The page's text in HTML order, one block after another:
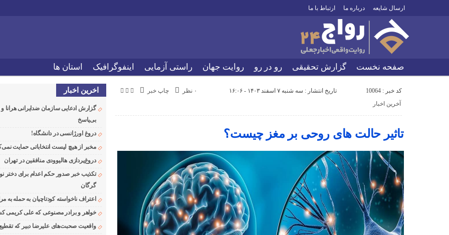
ارسال شایعه درباره ما ارتباط با ما
صفحه نخست گزارش تحقیقی رو در رو روایت جهان راستی آزمایی اینفوگرافیک استان ها
کد خبر : 10064 تاریخ انتشار : سه شنبه ۷ اسفند ۱۴۰۳ - ۱۶:۰۶ چاپ خبر
۰ نظر
آخرین اخبار
تاثیر حالت های روحی بر مغز چیست؟
اخرین اخبار
گزارش ادعایی سازمان ضدایرانی
بی‌پاسخ
دروغ اورژانسی در دانشگاه!
مخبر از هیچ لیست انتخاباتی حمایت
دروغ‌پردازی هالیوودی منافقین در تهران
تکذیب خبر صدور حکم اعدام برای دختر
گرگان
اعتراف ناخواسته کودتاچیان به حمله به
خواهر و برادر مصنوعی که علی کریمی
واقعیت صحبت‌های علیرضا دبیر که